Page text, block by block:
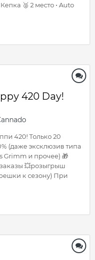
🥈 2 место • Auto
420 Day!
420! Только 20
(даже эксклюзив типа
Grimm и прочее) 🎁
💥розыгрыш
к сезону) При